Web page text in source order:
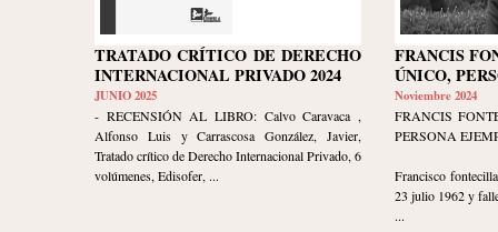
TRATADO CRÍTICO DE DERECHO
INTERNACIONAL PRIVADO 2024
JUNIO 2025
- RECENSIÓN AL LIBRO: Calvo Caravaca ,
Alfonso Luis y Carrascosa González, Javier,
Tratado crítico de Derecho Internacional Privado, 6
volúmenes, Edisofer, ...
FRANCIS
ÚNICO,
Noviembre 2024
FRANCIS
PERSONA
Francisco
23 julio 1962 y
...